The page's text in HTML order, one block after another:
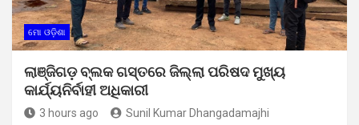
ମୋ ଓଡ଼ିଶା
ଲାଞ୍ଜିଗଡ଼ ବ୍ଲକ ଗସ୍ତରେ ଜିଲ୍ଲା ପରିଷଦ ମୁଖ୍ୟ
କାର୍ଯ୍ୟନିର୍ବାହୀ ଅଧିକାରୀ
3 hours ago Sunil Kumar Dhangadamajhi